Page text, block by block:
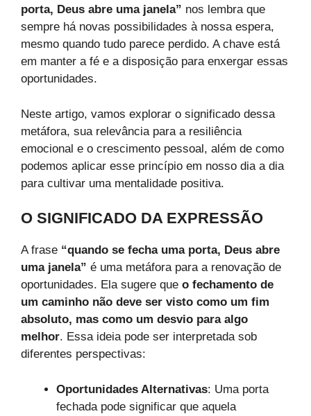
porta, Deus abre uma janela” nos lembra que
sempre há novas possibilidades à nossa espera,
mesmo quando tudo parece perdido. A chave está
em manter a fé e a disposição para enxergar essas
oportunidades.
Neste artigo, vamos explorar o significado dessa
metáfora, sua relevância para a resiliência
emocional e o crescimento pessoal, além de como
podemos aplicar esse princípio em nosso dia a dia
para cultivar uma mentalidade positiva.
O SIGNIFICADO DA EXPRESSÃO
A frase “quando se fecha uma porta, Deus abre
uma janela” é uma metáfora para a renovação de
oportunidades. Ela sugere que o fechamento de
um caminho não deve ser visto como um fim
absoluto, mas como um desvio para algo
melhor. Essa ideia pode ser interpretada sob
diferentes perspectivas:
Oportunidades Alternativas: Uma porta
fechada pode significar que aquela